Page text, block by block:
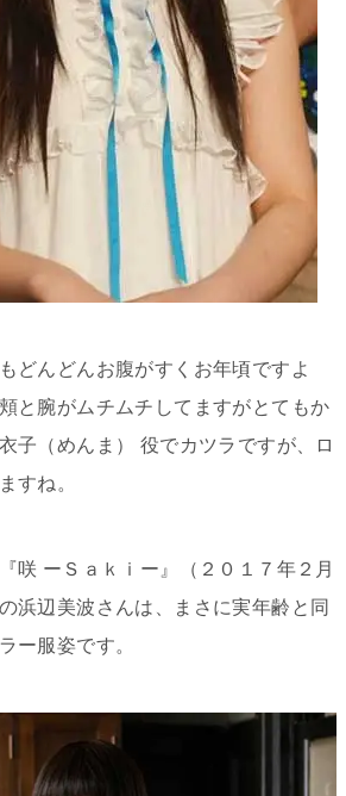
どんどんお腹がすくお年頃ですよ
と腕がムチムチしてますがとてもか
子（めんま） 役でカツラですが、ロ
すね。
咲 ーＳａｋｉー』（２０１７年２月
浜辺美波さんは、まさに実年齢と同
ー服姿です。